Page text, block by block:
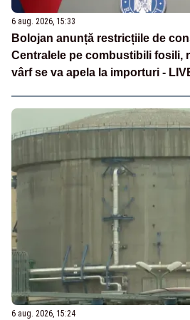
6 aug. 2026, 15:33
Bolojan anunță restricțiile de
Centralele pe combustibili fosili,
vârf se va apela la importuri -
6 aug. 2026, 15:24